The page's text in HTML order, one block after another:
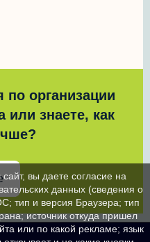
по организации
или знаете, как
вы даете согласие на
данных (сведения о
тип и версия Браузера; тип
источник откуда пришел
или по какой рекламе; язык